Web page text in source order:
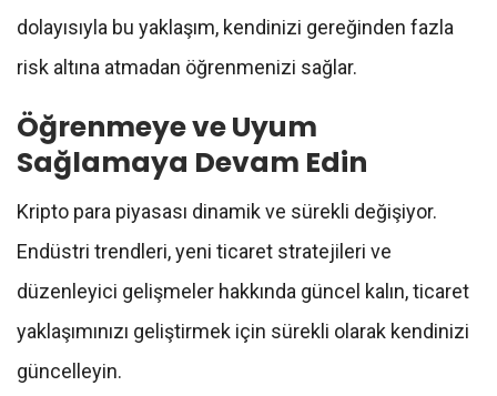
dolayısıyla bu yaklaşım, kendinizi gereğinden fazla
risk altına atmadan öğrenmenizi sağlar.
Öğrenmeye ve Uyum
Sağlamaya Devam Edin
Kripto para piyasası dinamik ve sürekli değişiyor.
Endüstri trendleri, yeni ticaret stratejileri ve
düzenleyici gelişmeler hakkında güncel kalın, ticaret
yaklaşımınızı geliştirmek için sürekli olarak kendinizi
güncelleyin.